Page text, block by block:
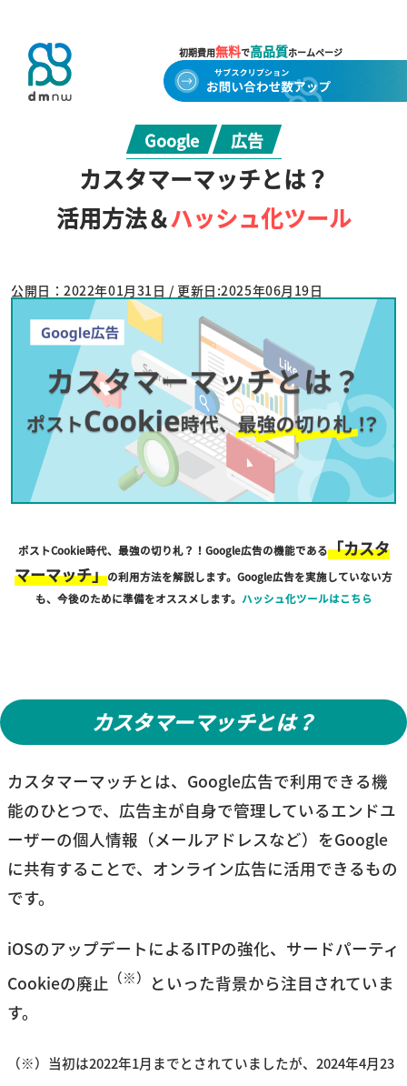
初期費用無料で高品質ホームページ
Google 広告
カスタマーマッチとは？
活用方法＆ハッシュ化ツール
公開日：2022年01月31日 / 更新日:2025年06月19日
ポストCookie時代、最強の切り札？！Google広告の機能である「カスタ
マーマッチ」の利用方法を解説します。Google広告を実施していない方
も、今後のために準備をオススメします。 ハッシュ化ツールはこちら
カスタマーマッチとは？
カスタマーマッチとは、Google広告で利用できる機
能のひとつで、広告主が自身で管理しているエンドユ
ーザーの個人情報（メールアドレスなど）をGoogle
に共有することで、オンライン広告に活用できるもの
です。
iOSのアップデートによるITPの強化、サードパーティ
Cookieの廃止 （※） といった背景から注目されていま
す。
（※）当初は2022年1月までとされていましたが、2024年4月23